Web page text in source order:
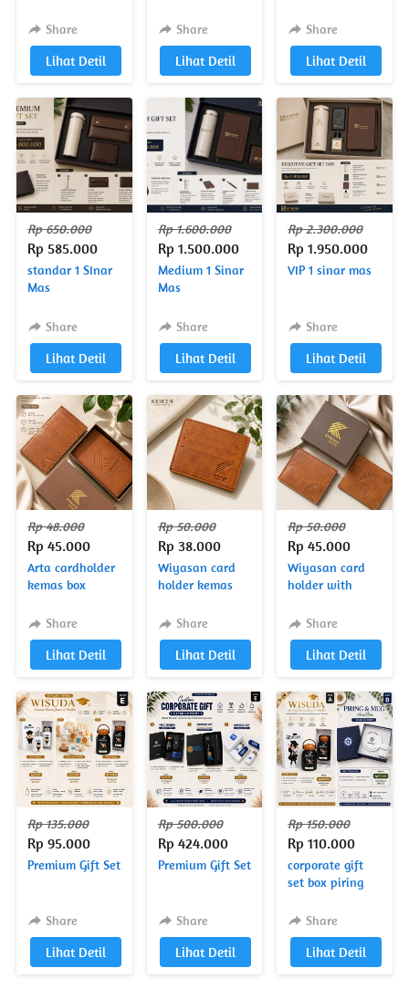
Share
`Lihat Detil
Share
`
Lihat Detil
Share
`Lihat Detil
Rp 650.000
Rp 585.000
standar 1 SInar
Mas
Share
`Lihat Detil
Rp 1.600.000
Rp 1.500.000
Medium 1 Sinar
Mas
Share
`
Lihat Detil
Rp 2.300.000
Rp 1.950.000
VIP 1 sinar mas
Share
`Lihat Detil
Rp 48.000
Rp 45.000
Arta cardholder
kemas box
Share
`Lihat Detil
Rp 50.000
Rp 38.000
Wiyasan card
holder kemas
Share
`
Lihat Detil
Rp 50.000
Rp 45.000
Wiyasan card
holder with
Share
`Lihat Detil
Rp 135.000
Rp 95.000
Premium Gift Set
Share
`Lihat Detil
Rp 500.000
Rp 424.000
Premium Gift Set
Share
`
Lihat Detil
Rp 150.000
Rp 110.000
corporate gift
set box piring
Share
`Lihat Detil